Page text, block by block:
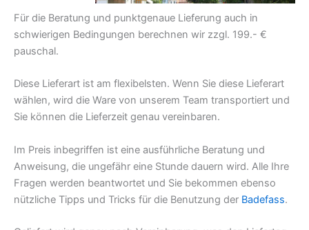
Für die Beratung und punktgenaue Lieferung auch in
schwierigen Bedingungen berechnen wir zzgl. 199.- €
pauschal.
Diese Lieferart ist am flexibelsten. Wenn Sie diese Lieferart
wählen, wird die Ware von unserem Team transportiert und
Sie können die Lieferzeit genau vereinbaren.
Im Preis inbegriffen ist eine ausführliche Beratung und
Anweisung, die ungefähr eine Stunde dauern wird. Alle Ihre
Fragen werden beantwortet und Sie bekommen ebenso
nützliche Tipps und Tricks für die Benutzung der Badefass.